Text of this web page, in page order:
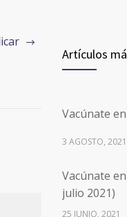
2021)
para pedir
del
24 FEBRERO, 2023
Artículos
Vacúnate
3 AGOSTO, 2021
Vacúnate
julio 2021)
25 JUNIO, 2021